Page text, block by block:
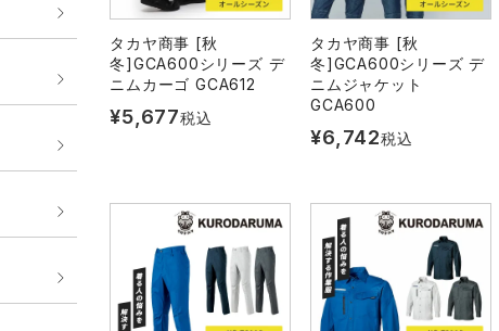
タカヤ商事 [秋
冬]GCA600シリーズ デ
ニムカーゴ GCA612
¥5,677税込
タカヤ商事 [秋
冬]GCA600シリーズ デ
ニムジャケット
GCA600
¥6,742税込